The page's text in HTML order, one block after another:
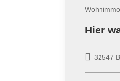
Hier
32547